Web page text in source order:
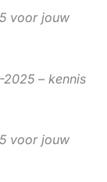
voor jouw
– kennis
voor jouw